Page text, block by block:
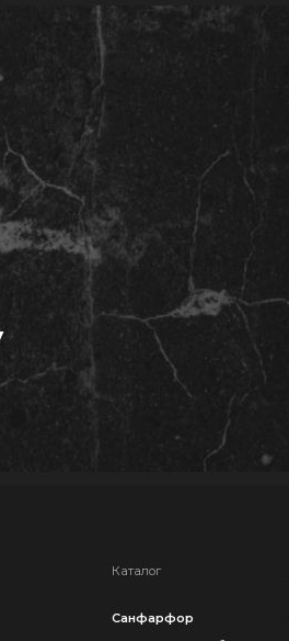
Каталог Для клиентов
Инсталляции и бачки
Контент-файл
Контакты